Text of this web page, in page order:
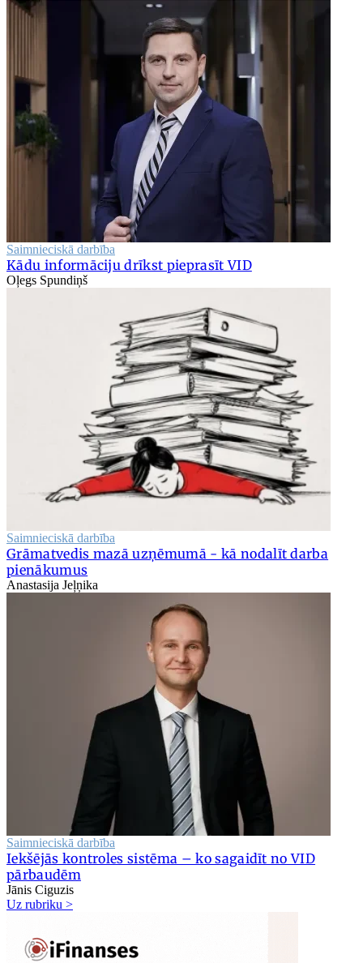
Saimnieciskā darbība
Kādu informāciju drīkst pieprasīt VID
Oļegs Spundiņš
Saimnieciskā darbība
Grāmatvedis mazā uzņēmumā - kā nodalīt darba
pienākumus
Anastasija Jeļņika
Saimnieciskā darbība
Iekšējās kontroles sistēma – ko sagaidīt no VID
pārbaudēm
Jānis Ciguzis
Uz rubriku >